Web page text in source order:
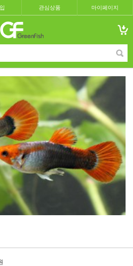
관심상품 마이페이지